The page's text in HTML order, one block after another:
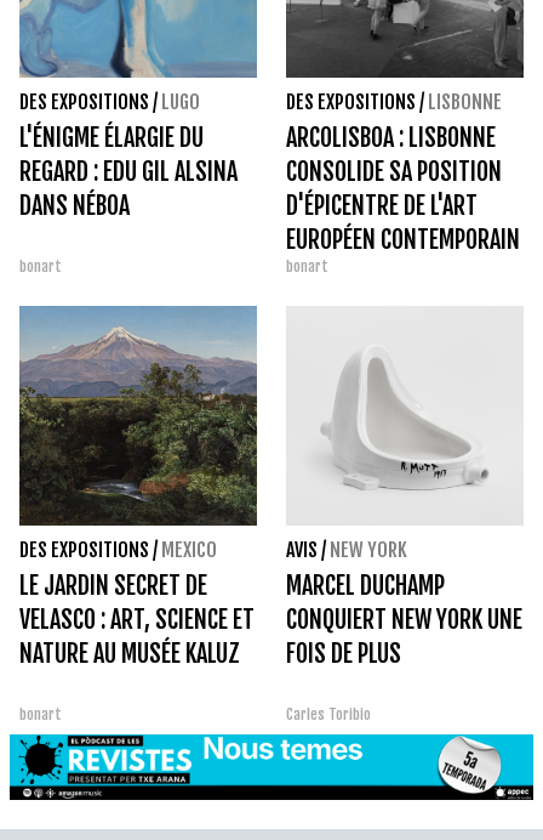
DES EXPOSITIONS / LUGO
L'ÉNIGME ÉLARGIE DU
REGARD : EDU GIL ALSINA
DANS NÉBOA
bonart
DES EXPOSITIONS / LISBONNE
ARCOLISBOA : LISBONNE
CONSOLIDE SA POSITION
D'ÉPICENTRE DE L'ART
EUROPÉEN CONTEMPORAIN
bonart
DES EXPOSITIONS / MEXICO
LE JARDIN SECRET DE
VELASCO : ART, SCIENCE ET
NATURE AU MUSÉE KALUZ
bonart
AVIS / NEW YORK
MARCEL DUCHAMP
CONQUIERT NEW YORK UNE
FOIS DE PLUS
Carles Toribio